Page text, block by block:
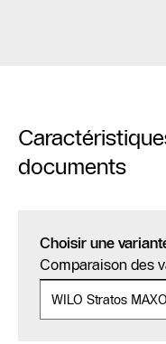
documents
Choisir une
Comparaison des